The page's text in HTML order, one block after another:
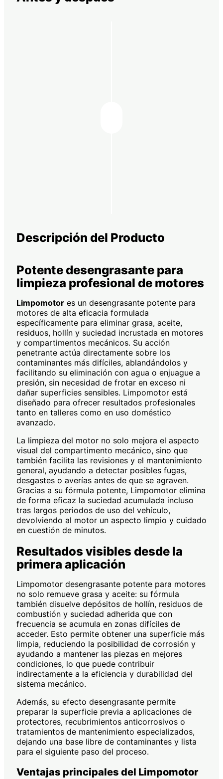
Descripción del Producto
Potente desengrasante para
limpieza profesional de motores
Limpomotor es un desengrasante potente para
motores de alta eficacia formulada
específicamente para eliminar grasa, aceite,
residuos, hollín y suciedad incrustada en motores
y compartimentos mecánicos. Su acción
penetrante actúa directamente sobre los
contaminantes más difíciles, ablandándolos y
facilitando su eliminación con agua o enjuague a
presión, sin necesidad de frotar en exceso ni
dañar superficies sensibles. Limpomotor está
diseñado para ofrecer resultados profesionales
tanto en talleres como en uso doméstico
avanzado.
La limpieza del motor no solo mejora el aspecto
visual del compartimento mecánico, sino que
también facilita las revisiones y el mantenimiento
general, ayudando a detectar posibles fugas,
desgastes o averías antes de que se agraven.
Gracias a su fórmula potente, Limpomotor elimina
de forma eficaz la suciedad acumulada incluso
tras largos periodos de uso del vehículo,
devolviendo al motor un aspecto limpio y cuidado
en cuestión de minutos.
Resultados visibles desde la
primera aplicación
Limpomotor desengrasante potente para motores
no solo remueve grasa y aceite: su fórmula
también disuelve depósitos de hollín, residuos de
combustión y suciedad adherida que con
frecuencia se acumula en zonas difíciles de
acceder. Esto permite obtener una superficie más
limpia, reduciendo la posibilidad de corrosión y
ayudando a mantener las piezas en mejores
condiciones, lo que puede contribuir
indirectamente a la eficiencia y durabilidad del
sistema mecánico.
Además, su efecto desengrasante permite
preparar la superficie previa a aplicaciones de
protectores, recubrimientos anticorrosivos o
tratamientos de mantenimiento especializados,
dejando una base libre de contaminantes y lista
para el siguiente paso del proceso.
Ventajas principales del Limpomotor